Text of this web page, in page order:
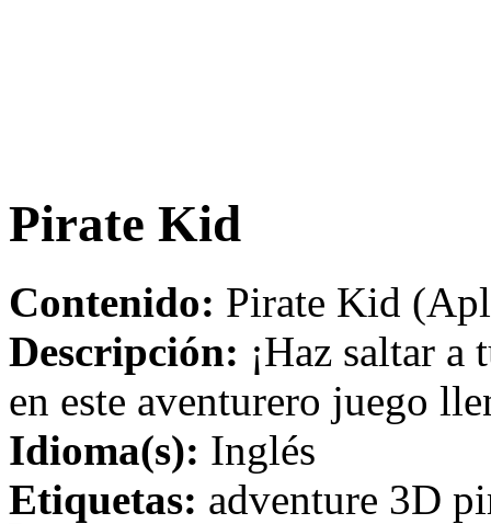
Pirate Kid
Contenido: Pirate Kid
Descripción: ¡Haz saltar
en este aventurero juego
Idioma(s): Inglés
Etiquetas: adventure 3D